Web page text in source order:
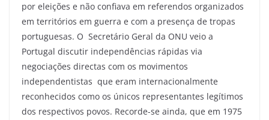
por eleições e não confiava em referendos organizados
em territórios em guerra e com a presença de tropas
portuguesas. O Secretário Geral da ONU veio a
Portugal discutir independências rápidas via
negociações directas com os movimentos
independentistas que eram internacionalmente
reconhecidos como os únicos representantes legítimos
dos respectivos povos. Recorde-se ainda, que em 1975